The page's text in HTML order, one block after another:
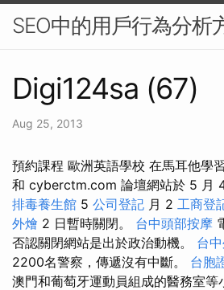
SEO中的用戶行為分析
Digi124sa (67)
Aug 25, 2013
預約課程 歐洲英語學校 在馬耳他學
和 cyberctm.com 論壇網站於 5 月
排毒養生館 5 公司登記 月 2 工商登
外燴 2 日暫時關閉。 台中頭部按摩
否認關閉網站是出於政治動機。 台
2200名警察，傳遞沒有中斷。 台胞
澳門和葡萄牙運動員組成的醫務室等